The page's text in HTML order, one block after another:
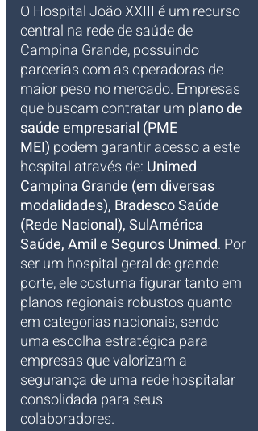
O Hospital João XXIII é um recurso
central na rede de saúde de
Campina Grande, possuindo
parcerias com as operadoras de
maior peso no mercado. Empresas
que buscam contratar um plano de
saúde empresarial (PME
MEI) podem garantir acesso a este
hospital através de: Unimed
Campina Grande (em diversas
modalidades), Bradesco Saúde
(Rede Nacional), SulAmérica
Saúde, Amil e Seguros Unimed. Por
ser um hospital geral de grande
porte, ele costuma figurar tanto em
planos regionais robustos quanto
em categorias nacionais, sendo
uma escolha estratégica para
empresas que valorizam a
segurança de uma rede hospitalar
consolidada para seus
colaboradores.